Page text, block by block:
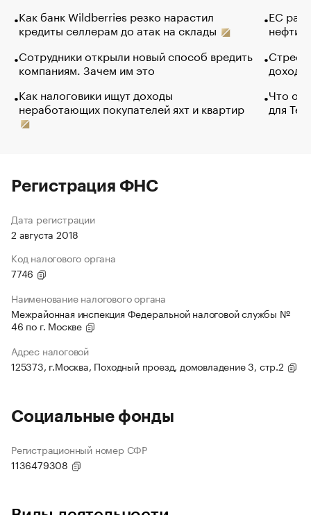
Как банк Wildberries резко нарастил
кредиты селлерам до атак на склады
Сотрудники открыли новый способ вредить
компаниям. Зачем им это
Как налоговики ищут доходы
неработающих покупателей яхт и квартир
ЕС
нефти
Что
для
Регистрация ФНС
Дата регистрации
2 августа 2018
Код налогового органа
7746
Наименование налогового органа
Межрайонная инспекция Федеральной налоговой службы №
46 по г. Москве
Адрес налоговой
125373, г.Москва, Походный проезд, домовладение 3, стр.2
Социальные фонды
Регистрационный номер СФР
1136479308